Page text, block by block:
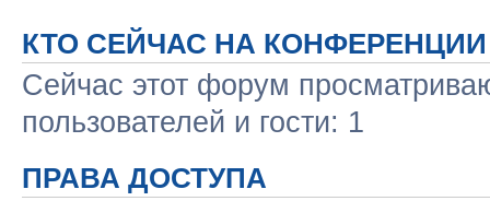
КТО СЕЙЧАС НА КОНФЕРЕНЦИИ
Сейчас этот форум
пользователей и гости: 1
ПРАВА ДОСТУПА